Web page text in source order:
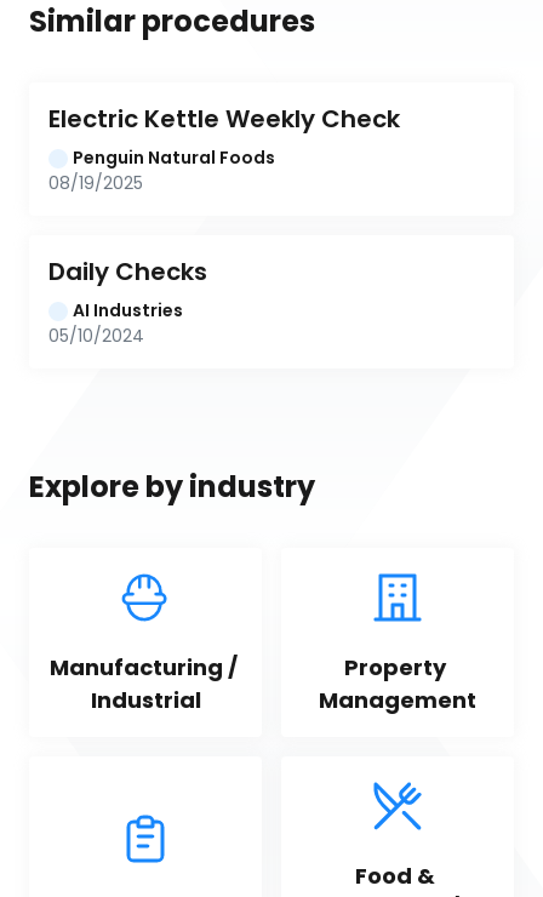
Similar procedures
Electric Kettle Weekly Check
Penguin Natural Foods
08/19/2025
Daily Checks
AI Industries
05/10/2024
Explore by industry
Manufacturing /
Industrial
Property
Management
Food &